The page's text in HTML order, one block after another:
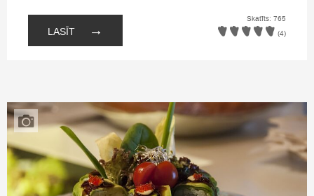
LASĪT →
Skatīts: 765
(4)